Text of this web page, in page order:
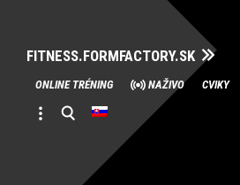
FITNESS.FORMFACTORY.SK
Skip
to
content
ONLINE TRÉNING NAŽIVO CVIKY